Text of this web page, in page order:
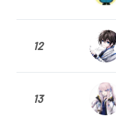
12
13